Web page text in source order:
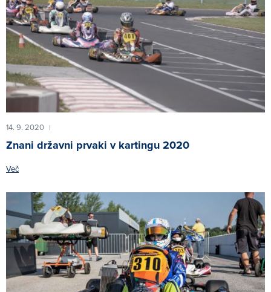
14. 9. 2020 |
Znani državni prvaki v kartingu 2020
Več